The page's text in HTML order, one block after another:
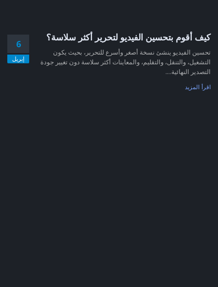
6
إبريل
كيف أقوم بتحسين الفيديو لتحرير أكثر سلاسة؟
تحسين الفيديو ينشئ نسخة أصغر وأسرع للتحرير، بحيث يكون
التشغيل، والتنقل، والتقليم، والمعاينات أكثر سلاسة دون تغيير جودة
التصدير النهائية....
اقرأ المزيد